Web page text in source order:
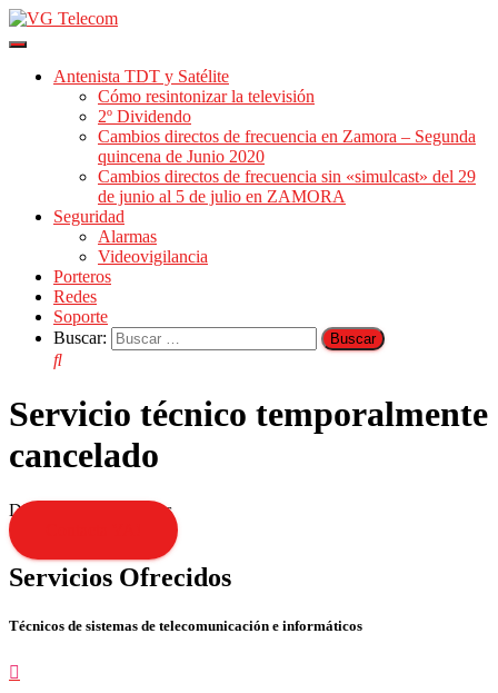
Cambiar
navegación
Antenista TDT y Satélite
Cómo resintonizar la televisión
2º Dividendo
Cambios directos de frecuencia en Zamora – Segunda
quincena de Junio 2020
Cambios directos de frecuencia sin «simulcast» del 29
de junio al 5 de julio en ZAMORA
Seguridad
Alarmas
Videovigilancia
Porteros
Redes
Soporte
Buscar:
Servicio técnico temporalmente
cancelado
Disculpen las molestias
Servicios Ofrecidos
Técnicos de sistemas de telecomunicación e informáticos